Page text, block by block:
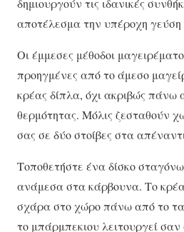
δημιουργούν τις ιδανικές
αποτέλεσμα την υπέροχη γεύση
Οι έμμεσες μέθοδοι
προηγμένες από το άμεσο
κρέας δίπλα, όχι ακριβώς πάνω
θερμότητας. Μόλις ζεσταθούν
σας σε δύο στοίβες στα
Τοποθετήστε ένα δίσκο
ανάμεσα στα κάρβουνα. Το
σχάρα στο χώρο πάνω από το
το μπάρμπεκιου λειτουργεί